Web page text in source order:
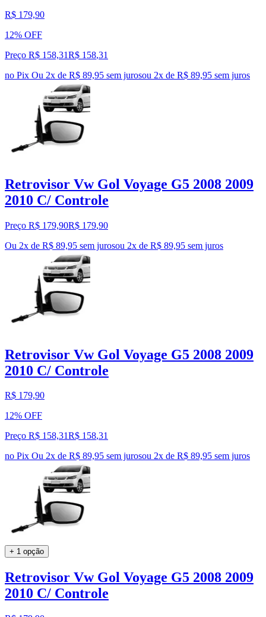
R$ 179,90
12% OFF
Preço R$ 158,31R$ 158,31
no Pix Ou 2x de R$ 89,95 sem jurosou 2x de R$ 89,95 sem juros
Retrovisor Vw Gol Voyage G5 2008 2009
2010 C/ Controle
Preço R$ 179,90R$ 179,90
Ou 2x de R$ 89,95 sem jurosou 2x de R$ 89,95 sem juros
Retrovisor Vw Gol Voyage G5 2008 2009
2010 C/ Controle
R$ 179,90
12% OFF
Preço R$ 158,31R$ 158,31
no Pix Ou 2x de R$ 89,95 sem jurosou 2x de R$ 89,95 sem juros
+ 1 opção
Retrovisor Vw Gol Voyage G5 2008 2009
2010 C/ Controle